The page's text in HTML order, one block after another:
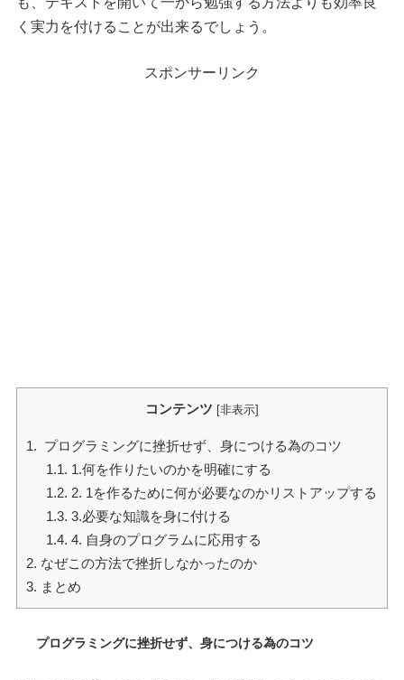
く実力を付けることが出来るでしょう。
スポンサーリンク
コンテンツ [非表示]
1. プログラミングに挫折せず、身につける為のコツ
1.1. 1.何を作りたいのかを明確にする
1.2. 2. 1を作るために何が必要なのかリストアップする
1.3. 3.必要な知識を身に付ける
1.4. 4. 自身のプログラムに応用する
2. なぜこの方法で挫折しなかったのか
3. まとめ
プログラミングに挫折せず、身につける為のコツ